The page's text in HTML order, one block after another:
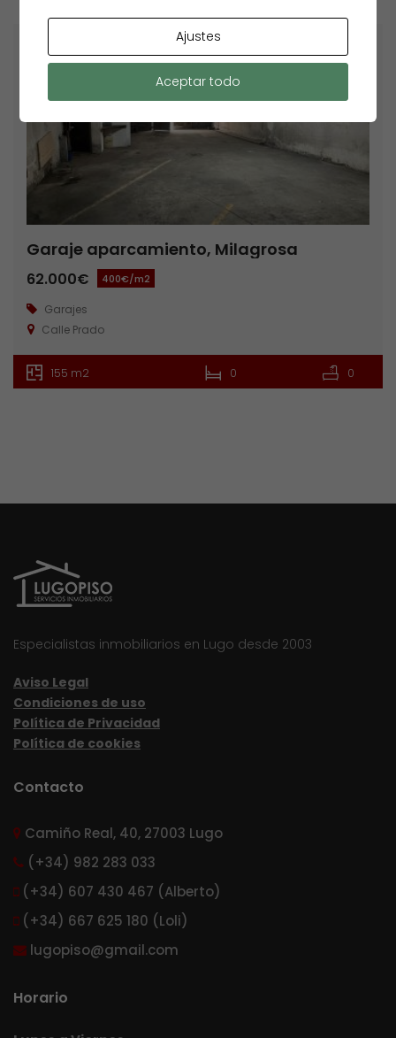
Destacados Venta
Garaje aparcamiento, Milagrosa
62.000€ 400€/m2
Garajes
Calle Prado
155 m2 0 0
Especialistas inmobiliarios en Lugo desde 2003
Aviso Legal
Condiciones de uso
Política de Privacidad
Política de cookies
Contacto
Camiño Real, 40, 27003 Lugo
(+34) 982 283 033
(+34) 607 430 467 (Alberto)
(+34) 667 625 180 (Loli)
lugopiso@gmail.com
Horario
Ajustes
Aceptar todo